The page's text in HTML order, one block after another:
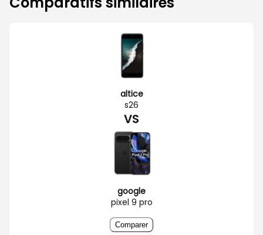
altice
s26
VS
google
pixel 9 pro
Comparer